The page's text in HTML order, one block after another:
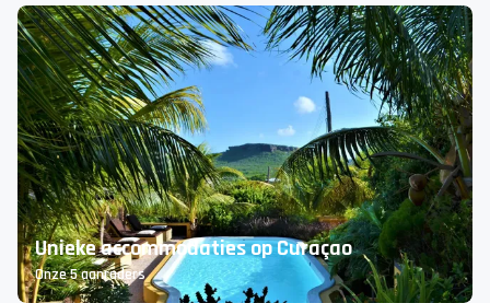
Unieke accommodaties op Curaçao
Onze 5 aanraders